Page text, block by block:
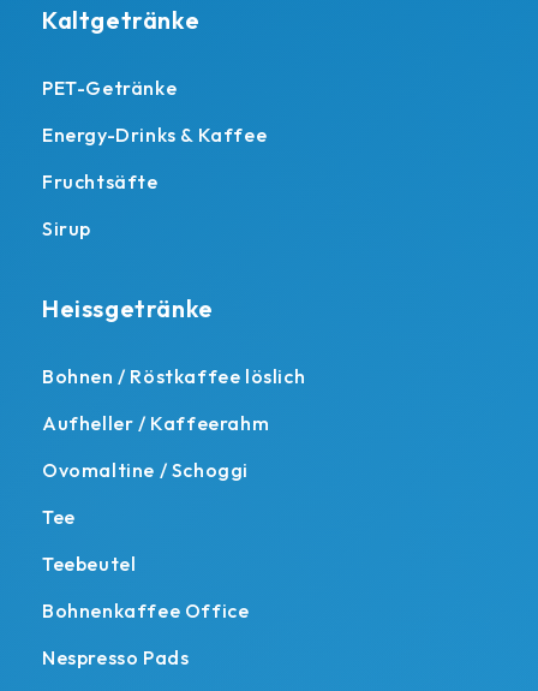
Kaltgetränke
PET-Getränke
Energy-Drinks & Kaffee
Fruchtsäfte
Sirup
Heissgetränke
Bohnen / Röstkaffee löslich
Aufheller / Kaffeerahm
Ovomaltine / Schoggi
Tee
Teebeutel
Bohnenkaffee Office
Nespresso Pads